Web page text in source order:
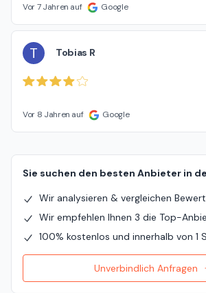
Vor 7 Jahren auf Google
T Tobias R
Vor 8 Jahren auf Google
Sie suchen den besten Anbieter in
Wir analysieren & vergleichen
Wir empfehlen Ihnen 3 die Top-
100% kostenlos und innerhalb von 1
Unverbindlich Anfragen